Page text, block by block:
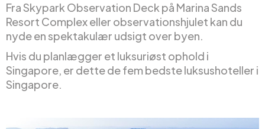
Fra Skypark Observation Deck på Marina Sands
Resort Complex eller observationshjulet kan du
nyde en spektakulær udsigt over byen.
Hvis du planlægger et luksuriøst ophold i
Singapore, er dette de fem bedste luksushoteller i
Singapore.